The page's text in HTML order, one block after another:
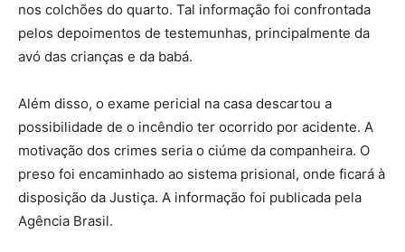
nos colchões do quarto. Tal informação foi confrontada
pelos depoimentos de testemunhas, principalmente da
avó das crianças e da babá.
Além disso, o exame pericial na casa descartou a
possibilidade de o incêndio ter ocorrido por acidente. A
motivação dos crimes seria o ciúme da companheira. O
preso foi encaminhado ao sistema prisional, onde ficará à
disposição da Justiça. A informação foi publicada pela
Agência Brasil.